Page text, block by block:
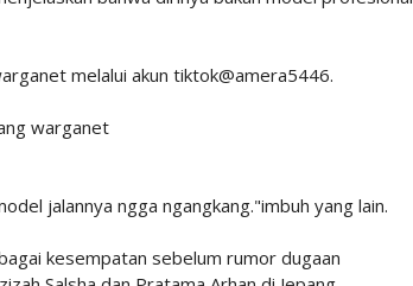
melalui akun tiktok@amera5446.
warganet
jalannya ngga ngangkang."imbuh yang lain.
kesempatan sebelum rumor dugaan